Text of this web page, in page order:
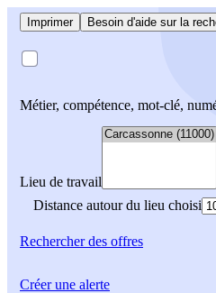
Imprimer Besoin d'aide sur la
Métier, compétence, mot-clé,
Lieu de travail
Distance autour du lieu choisi
Rechercherdes offres
Créer une alerte